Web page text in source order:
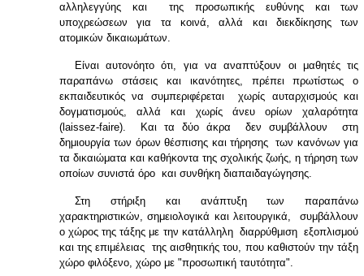
αλληλεγγύης και της προσωπικής ευθύνης και των
υποχρεώσεων για τα κοινά, αλλά και διεκδίκησης των
ατομικών δικαιωμάτων.
Είναι αυτονόητο ότι, για να αναπτύξουν οι μαθητές τις
παραπάνω στάσεις και ικανότητες, πρέπει πρωτίστως ο
εκπαιδευτικός να συμπεριφέρεται χωρίς αυταρχισμούς και
δογματισμούς, αλλά και χωρίς άνευ ορίων χαλαρότητα
(laissez-faire). Και τα δύο άκρα δεν συμβάλλουν στη
δημιουργία των όρων θέσπισης και τήρησης των κανόνων για
τα δικαιώματα και καθήκοντα της σχολικής ζωής, η τήρηση των
οποίων συνιστά όρο και συνθήκη διαπαιδαγώγησης.
Στη στήριξη και ανάπτυξη των παραπάνω
χαρακτηριστικών, σημειολογικά και λειτουργικά, συμβάλλουν
ο χώρος της τάξης με την κατάλληλη διαρρύθμιση εξοπλισμού
και της επιμέλειας της αισθητικής του, που καθιστούν την τάξη
χώρο φιλόξενο, χώρο με "προσωπική ταυτότητα".